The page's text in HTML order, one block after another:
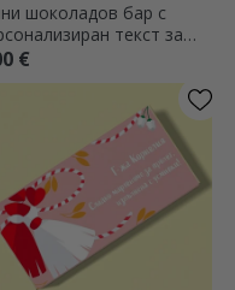
шоколадов бар с
текст за
€